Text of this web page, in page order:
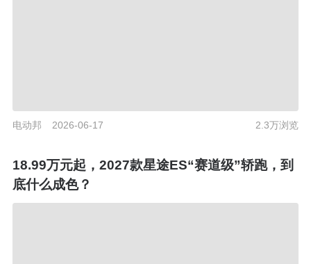
电动邦 2026-06-17 2.3万浏览
18.99万元起，2027款星途ES“赛道级”轿跑，到
底什么成色？